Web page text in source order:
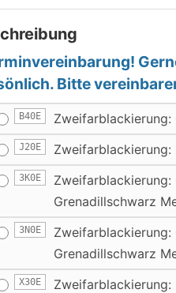
Bitte
B40E
J20E Zweifarblackierung:
3K0E
Grenadillschwarz
3N0E
Zweifarblackierung:
Grenadillschwarz
X30E